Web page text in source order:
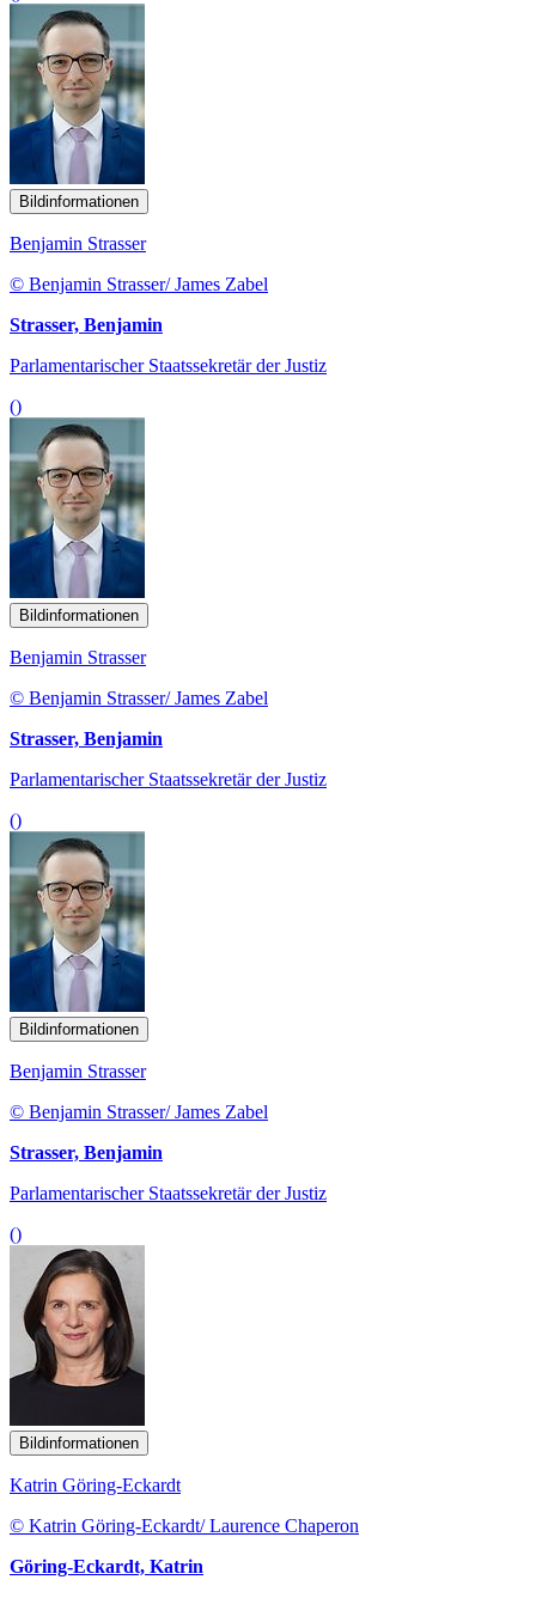
Bildinformationen
Benjamin Strasser
© Benjamin Strasser/ James Zabel
Strasser, Benjamin
Parlamentarischer Staatssekretär der Justiz
()
Bildinformationen
Benjamin Strasser
© Benjamin Strasser/ James Zabel
Strasser, Benjamin
Parlamentarischer Staatssekretär der Justiz
()
Bildinformationen
Benjamin Strasser
© Benjamin Strasser/ James Zabel
Strasser, Benjamin
Parlamentarischer Staatssekretär der Justiz
()
Bildinformationen
Katrin Göring-Eckardt
© Katrin Göring-Eckardt/ Laurence Chaperon
Göring-Eckardt, Katrin